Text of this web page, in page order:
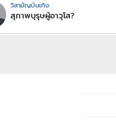
วิสามัญบันเทิง
สุภาพบุรุษผู้อาวุโส?